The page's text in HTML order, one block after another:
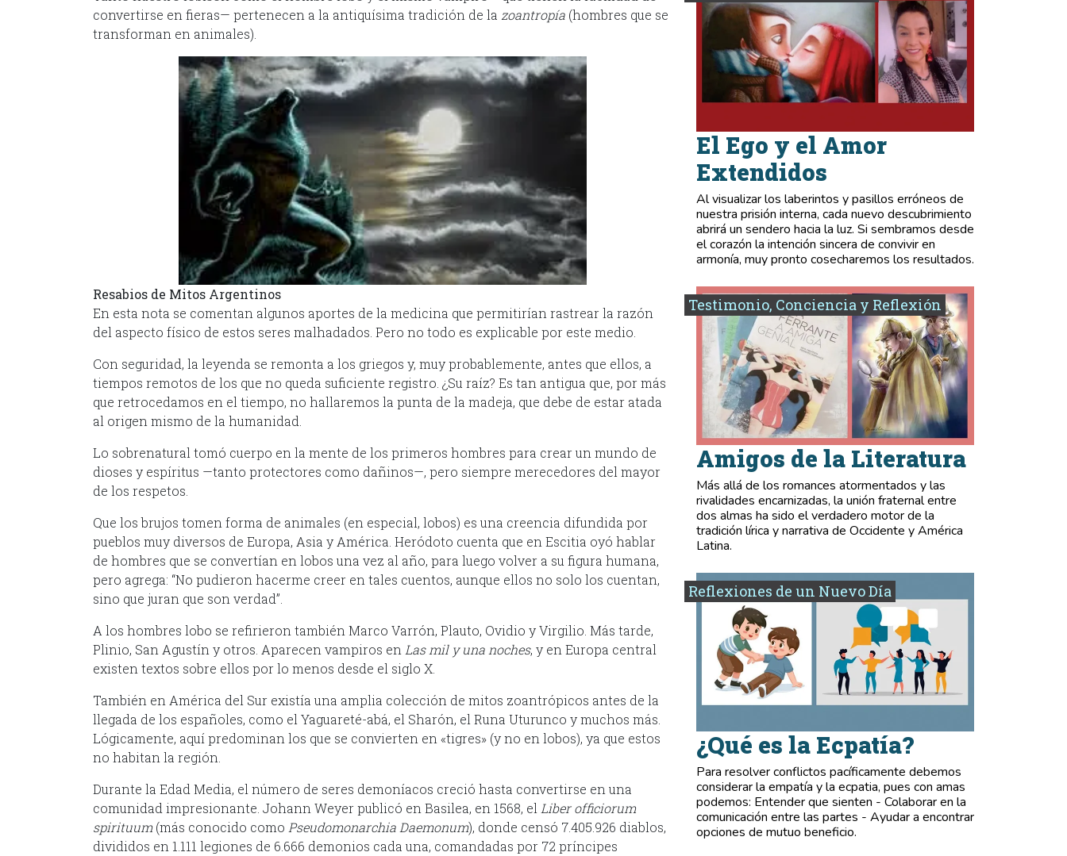
convertirse en fieras— pertenecen a la antiquísima tradición de la zoantropía (hombres que se
transforman en animales).
Resabios de Mitos Argentinos
En esta nota se comentan algunos aportes de la medicina que permitirían rastrear la razón
del aspecto físico de estos seres malhadados. Pero no todo es explicable por este medio.
Con seguridad, la leyenda se remonta a los griegos y, muy probablemente, antes que ellos, a
tiempos remotos de los que no queda suficiente registro. ¿Su raíz? Es tan antigua que, por más
que retrocedamos en el tiempo, no hallaremos la punta de la madeja, que debe de estar atada
al origen mismo de la humanidad.
Lo sobrenatural tomó cuerpo en la mente de los primeros hombres para crear un mundo de
dioses y espíritus —tanto protectores como dañinos—, pero siempre merecedores del mayor
de los respetos.
Que los brujos tomen forma de animales (en especial, lobos) es una creencia difundida por
pueblos muy diversos de Europa, Asia y América. Heródoto cuenta que en Escitia oyó hablar
de hombres que se convertían en lobos una vez al año, para luego volver a su figura humana,
pero agrega: “No pudieron hacerme creer en tales cuentos, aunque ellos no solo los cuentan,
sino que juran que son verdad”.
A los hombres lobo se refirieron también Marco Varrón, Plauto, Ovidio y Virgilio. Más tarde,
Plinio, San Agustín y otros. Aparecen vampiros en Las mil y una noches, y en Europa central
existen textos sobre ellos por lo menos desde el siglo X.
También en América del Sur existía una amplia colección de mitos zoantrópicos antes de la
llegada de los españoles, como el Yaguareté-abá, el Sharón, el Runa Uturunco y muchos más.
Lógicamente, aquí predominan los que se convierten en «tigres» (y no en lobos), ya que estos
no habitan la región.
Durante la Edad Media, el número de seres demoníacos creció hasta convertirse en una
comunidad impresionante. Johann Weyer publicó en Basilea, en 1568, el Liber officiorum
spirituum(más conocido como Pseudomonarchia Daemonum), donde censó 7.405.926 diablos,
divididos en 1.111 legiones de 6.666 demonios cada una, comandadas por 72 príncipes
El Ego y el Amor
Extendidos
Al visualizar los laberintos y pasillos erróneos de
nuestra prisión interna, cada nuevo descubrimiento
abrirá un sendero hacia la luz. Si sembramos desde
el corazón la intención sincera de convivir en
armonía, muy pronto cosecharemos los resultados.
Testimonio, Conciencia y Reflexión
Amigos de la Literatura
Más allá de los romances atormentados y las
rivalidades encarnizadas, la unión fraternal entre
dos almas ha sido el verdadero motor de la
tradición lírica y narrativa de Occidente y América
Latina.
Reflexiones de un Nuevo Día
¿Qué es la Ecpatía?
Para resolver conflictos pacíficamente debemos
considerar la empatía y la ecpatia, pues con amas
podemos: Entender que sienten - Colaborar en la
comunicación entre las partes - Ayudar a encontrar
opciones de mutuo beneficio.